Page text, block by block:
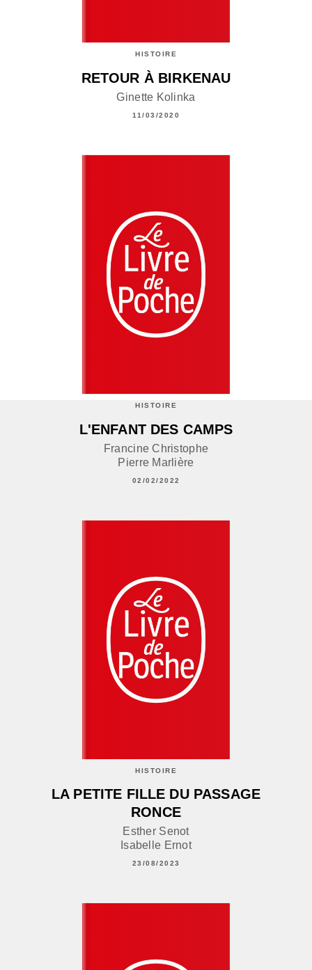
HISTOIRE
RETOUR À BIRKENAU
Ginette Kolinka
11/03/2020
HISTOIRE
L'ENFANT DES CAMPS
Francine Christophe
Pierre Marlière
02/02/2022
HISTOIRE
LA PETITE FILLE DU PASSAGE
RONCE
Esther Senot
Isabelle Ernot
23/08/2023